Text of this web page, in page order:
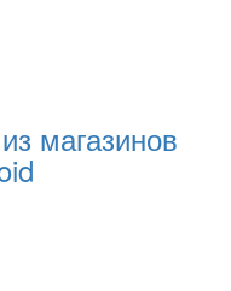
магазинов